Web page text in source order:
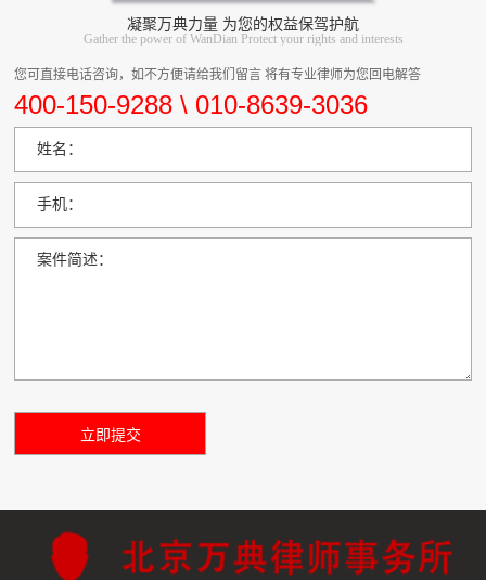
凝聚万典力量 为您的权益保驾护航
Gather the power of WanDian Protect your rights and interests
您可直接电话咨询，如不方便请给我们留言 将有专业律师为您回电解答
400-150-9288 \ 010-8639-3036
姓名：
手机：
案件简述：